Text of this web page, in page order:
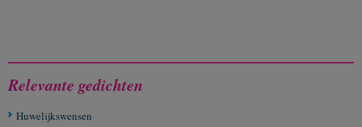
Relevante gedichten
Huwelijkswensen